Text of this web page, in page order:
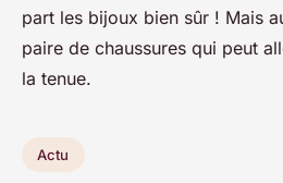
part les bijoux bien sûr ! Mais
paire de chaussures qui peut
la tenue.
Actu